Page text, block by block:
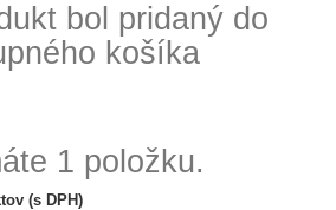
bol pridaný do
košíka
1 položku.
(s DPH)